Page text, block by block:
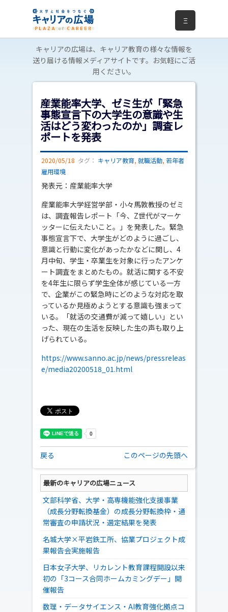
Ξ
キャリアの広場は、キャリア教育の様々な情報を
送り届ける情報メディアサイトです。お気軽にご活
用ください。
産業能率大学、ゼミ生が「緊急
事態宣言下の大学生の意識や生
活はどう変わったのか」調査レ
ポートを発表
2020/05/18 タグ： キャリア教育, 就職活動, 若年者
雇用環境
発表元：産業能率大学
産業能率大学経営学部・小々馬敦教授のゼミ
は、調査報告レポート「今、Z世代がマーケ
ッターに伝えたいこと。」を発表した。緊急
事態宣言下で、大学生がどのように過ごし、
意識と行動に変化があったかなどに関し、4
月中旬、学生・卒業生を対象に行ったアンケ
ート調査をまとめたもの。就活に関する不安
を4年生に限らず学生全体が感じている一方
で、企業がこの緊急時にどのような対応を取
っているか見極めようとする意識も強まって
いる。「就活の交通費が減って嬉しい」とい
った、現在の生活を反映した生の声も取り上
げられている。
https://www.sanno.ac.jp/news/pressreleas
e/media20200518_01.html
戻る このページの先頭へ
最新のキャリアの広場ニュース
文部科学省、大学・高専機能強化支援事業
（成長分野転換基金）の成長分野転換枠・通
常審査の申請状況・選定結果を発表
名城大学×平岩鉄工所、協業プロジェクト成
果報告会実施報告
日本女子大学、リカレント教育課程開設以来
初の「3コース合同ホームカミングデー」開
催報告
数理・データサイエンス・AI教育強化拠点コ